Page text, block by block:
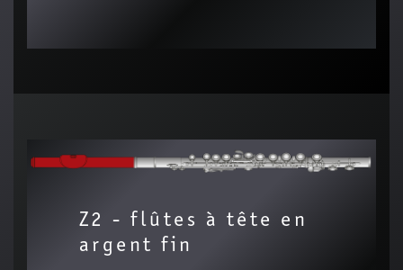
Z2 - flûtes à tête en
argent fin